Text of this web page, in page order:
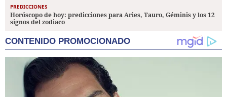
PREDICCIONES
Horóscopo de hoy: predicciones para Aries, Tauro, Géminis y los 12
signos del zodiaco
CONTENIDO PROMOCIONADO